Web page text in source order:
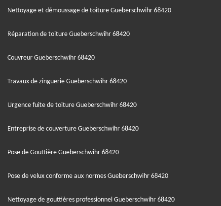
Nettoyage et démoussage de toiture Gueberschwihr 68420
Réparation de toiture Gueberschwihr 68420
Couvreur Gueberschwihr 68420
Travaux de zinguerie Gueberschwihr 68420
Urgence fuite de toiture Gueberschwihr 68420
Entreprise de couverture Gueberschwihr 68420
Pose de Gouttière Gueberschwihr 68420
Pose de velux conforme aux normes Gueberschwihr 68420
Nettoyage de gouttières professionnel Gueberschwihr 68420